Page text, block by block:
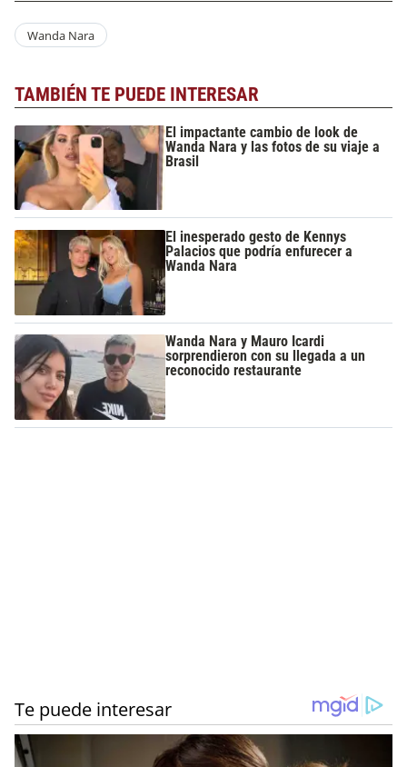
Wanda Nara
TAMBIÉN TE PUEDE INTERESAR
El impactante cambio de look de
Wanda Nara y las fotos de su viaje a
Brasil
El inesperado gesto de Kennys
Palacios que podría enfurecer a
Wanda Nara
Wanda Nara y Mauro Icardi
sorprendieron con su llegada a un
reconocido restaurante